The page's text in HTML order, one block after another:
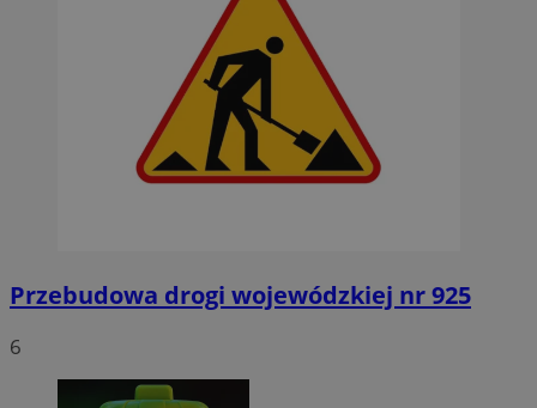
Przebudowa drogi wojewódzkiej nr 925
6